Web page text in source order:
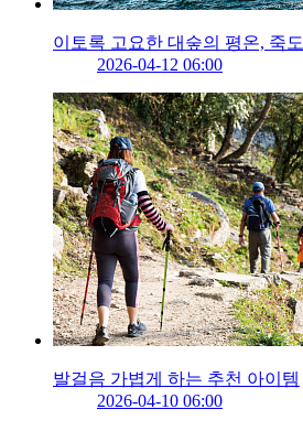
이토록 고요한 대숲의 평온, 죽도
2026-04-12 06:00
발걸음 가볍게 하는 추천 아이템
2026-04-10 06:00